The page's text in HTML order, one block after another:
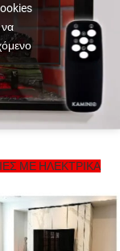
ΜΕ ΗΛΕΚΤΡΙΚΑ